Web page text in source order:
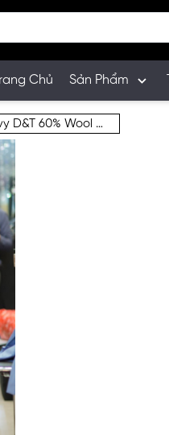
Chủ Sản Phẩm
Veston Nam Xanh Navy D&T 60% Wool M47